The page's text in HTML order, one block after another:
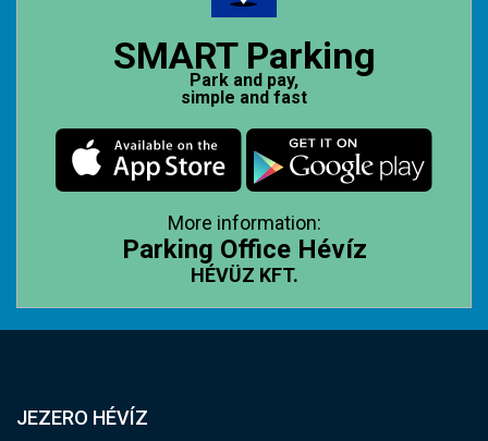
SMART Parking
Park and pay,
simple and fast
More information:
Parking Office Hévíz
HÉVÜZ KFT.
JEZERO HÉVÍZ